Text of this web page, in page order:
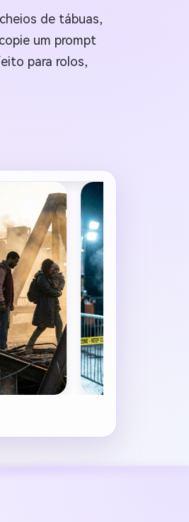
de tábuas,
um prompt
para rolos,